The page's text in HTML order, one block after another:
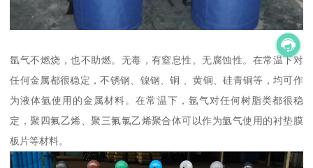
氩气不燃烧，也不助燃。无毒，有窒息性。无腐蚀性。在常温下对
任何金属都很稳定，不锈钢、镍钢、铜 、黄铜、硅青铜等，均可作
为液体氩使用的金属材料。在常温下，氩气对任何树脂类都很稳
定，聚四氟乙烯、聚三氟氯乙烯聚合体可以作为氩气使用的衬垫膜
板片等材料。